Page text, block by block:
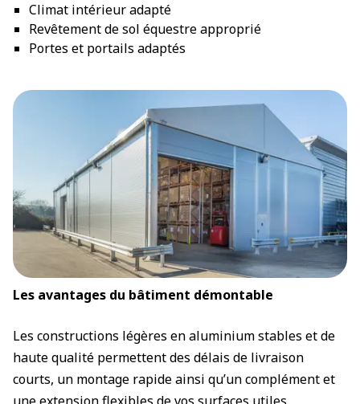
Climat intérieur adapté
Revêtement de sol équestre approprié
Portes et portails adaptés
Les avantages du bâtiment démontable
Les constructions légères en aluminium stables et de
haute qualité permettent des délais de livraison
courts, un montage rapide ainsi qu’un complément et
une extension flexibles de vos surfaces utiles.